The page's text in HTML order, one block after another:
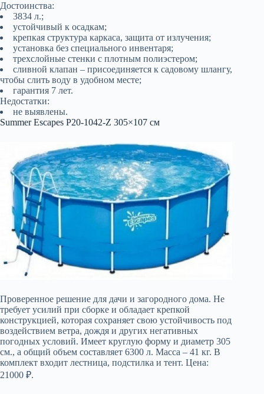
Достоинства:
3834 л.;
устойчивый к осадкам;
крепкая структура каркаса, защита от излучения;
установка без специального инвентаря;
трехслойные стенки с плотным полиэстером;
сливной клапан – присоединяется к садовому шлангу,
чтобы слить воду в удобном месте;
гарантия 7 лет.
Недостатки:
не выявлены.
Summer Escapes P20-1042-Z 305×107 см
Проверенное решение для дачи и загородного дома. Не
требует усилий при сборке и обладает крепкой
конструкцией, которая сохраняет свою устойчивость под
воздействием ветра, дождя и других негативных
погодных условий. Имеет круглую форму и диаметр 305
см., а общий объем составляет 6300 л. Масса – 41 кг. В
комплект входит лестница, подстилка и тент. Цена:
21000 ₽.